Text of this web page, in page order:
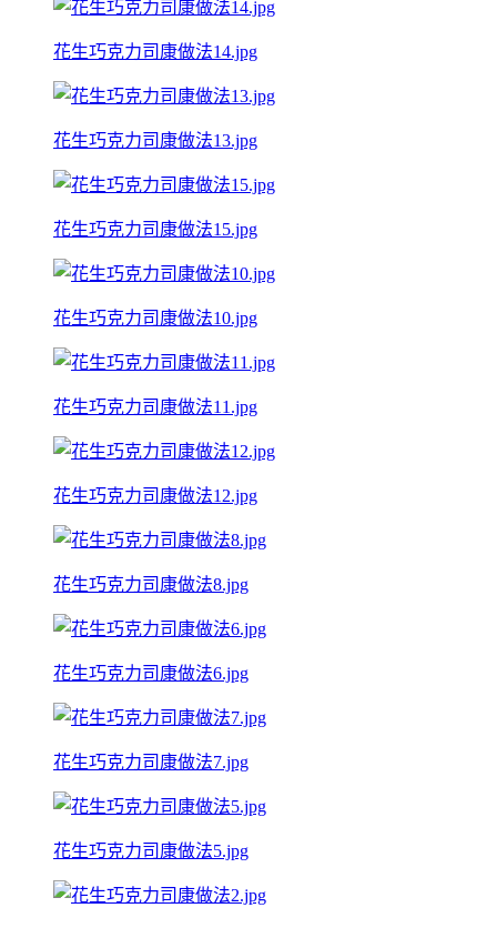
花生巧克力司康做法14.jpg
花生巧克力司康做法13.jpg
花生巧克力司康做法15.jpg
花生巧克力司康做法10.jpg
花生巧克力司康做法11.jpg
花生巧克力司康做法12.jpg
花生巧克力司康做法8.jpg
花生巧克力司康做法6.jpg
花生巧克力司康做法7.jpg
花生巧克力司康做法5.jpg